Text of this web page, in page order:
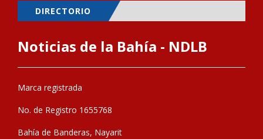
DIRECTORIO
Noticias de la Bahía - NDLB
Marca registrada
No. de Registro 1655768
Bahía de Banderas, Nayarit